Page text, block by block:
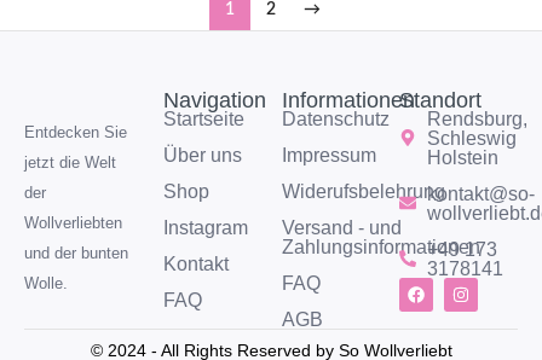
1 2 →
Entdecken Sie
jetzt die Welt
der
Wollverliebten
und der bunten
Wolle.
Navigation
Startseite
Über uns
Shop
Instagram
Kontakt
FAQ
Informationen
Datenschutz
Impressum
Widerufsbelehrung
Versand - und
Zahlungsinformationen
FAQ
AGB
Standort
Rendsburg,
Schleswig
Holstein
kontakt@so-
+49 173
3178141
© 2024 - All Rights Reserved by So Wollverliebt